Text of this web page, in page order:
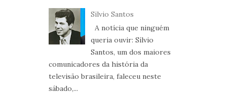
Silvio Santos
A notícia que ninguém
queria ouvir: Sílvio
Santos, um dos maiores
comunicadores da história da
televisão brasileira, faleceu neste
sábado,...